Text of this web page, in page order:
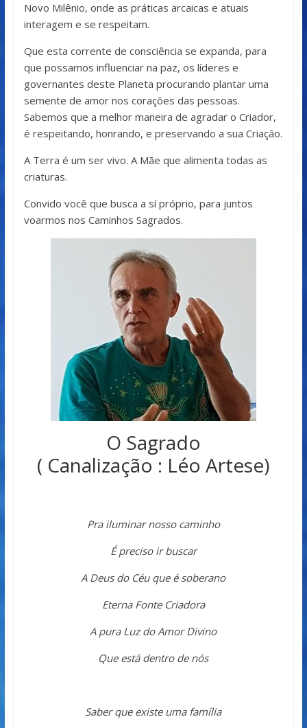
Novo Milênio, onde as práticas arcaicas e atuais
interagem e se respeitam.
Que esta corrente de consciência se expanda, para
que possamos influenciar na paz, os líderes e
governantes deste Planeta procurando plantar uma
semente de amor nos corações das pessoas.
Sabemos que a melhor maneira de agradar o Criador,
é respeitando, honrando, e preservando a sua Criação.
A Terra é um ser vivo. A Mãe que alimenta todas as
criaturas.
Convido você que busca a sí próprio, para juntos
voarmos nos Caminhos Sagrados.
O Sagrado
( Canalização : Léo Artese)
Pra iluminar nosso caminho
É preciso ir buscar
A Deus do Céu que é soberano
Eterna Fonte Criadora
A pura Luz do Amor Divino
Que está dentro de nós
Saber que existe uma família